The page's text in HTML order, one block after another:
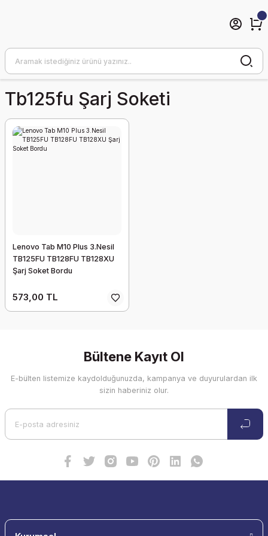
Tb125fu Şarj Soketi
Lenovo Tab M10 Plus 3.Nesil
TB125FU TB128FU TB128XU
Şarj Soket Bordu
573,00 TL
Bültene Kayıt Ol
E-bülten listemize kaydolduğunuzda, kampanya ve duyurulardan ilk
sizin haberiniz olur.